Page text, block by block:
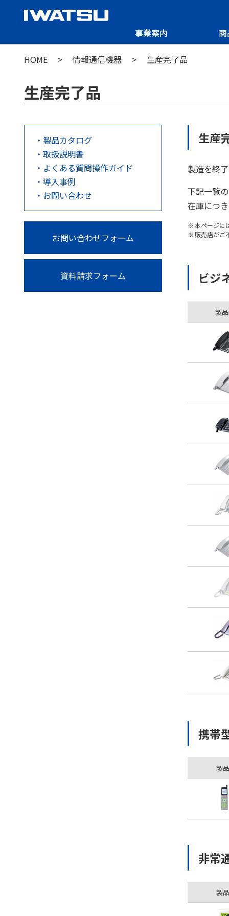
事業案内
HOME 情報通信機器 生産完了品
生産完了品
製品カタログ
取扱説明書
よくある質問操作ガイド
導入事例
お問い合わせ
お問い合わせフォーム
資料請求フォーム
生産
製造を終
下記一覧
在庫につ
本ページに
販売店がご
ビジ
製
携帯
製
非常
製